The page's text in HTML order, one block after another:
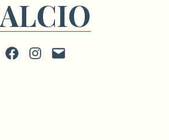
FacebookInstagram
scrivi